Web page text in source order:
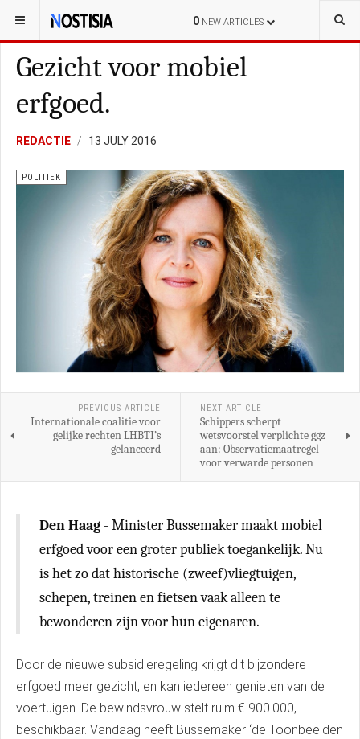
0 NEW ARTICLES
YOU ARE HERE: NEDERLAND POLITIEK
Gezicht voor mobiel
erfgoed.
REDACTIE 13 JULY 2016
POLITIEK
PREVIOUS ARTICLE
Internationale coalitie voor
gelijke rechten LHBTI’s
gelanceerd
NEXT ARTICLE
Schippers scherpt
wetsvoorstel verplichte ggz
aan: Observatiemaatregel
voor verwarde personen
Den Haag - Minister Bussemaker maakt mobiel
erfgoed voor een groter publiek toegankelijk. Nu
is het zo dat historische (zweef)vliegtuigen,
schepen, treinen en fietsen vaak alleen te
bewonderen zijn voor hun eigenaren.
Door de nieuwe subsidieregeling krijgt dit bijzondere
erfgoed meer gezicht, en kan iedereen genieten van de
voertuigen. De bewindsvrouw stelt ruim € 900.000,-
beschikbaar. Vandaag heeft Bussemaker ‘de Toonbeelden